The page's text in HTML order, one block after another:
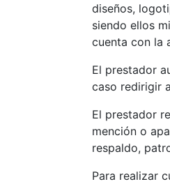
diseños,
siendo ellos
cuenta con la
El prestador
caso redirigir
El prestador
mención o
respaldo,
Para realizar